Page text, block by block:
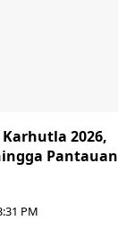
2026,
Pantauan
PM